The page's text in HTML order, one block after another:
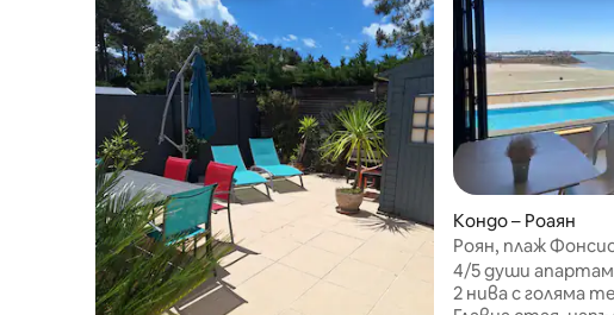
Кондо – Роаян
Роян, плаж
към морето и
4/5 души
2 нива с голяма